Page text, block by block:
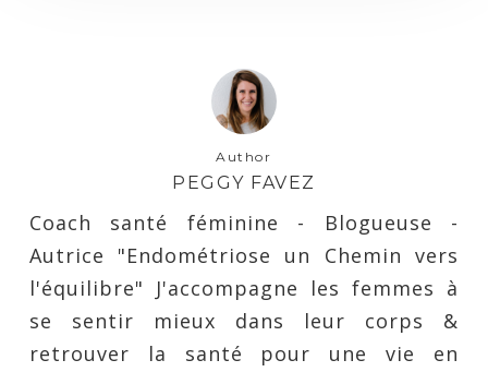
Author
PEGGY FAVEZ
Coach santé féminine - Blogueuse -
Autrice "Endométriose un Chemin vers
l'équilibre" J'accompagne les femmes à
se sentir mieux dans leur corps &
retrouver la santé pour une vie en